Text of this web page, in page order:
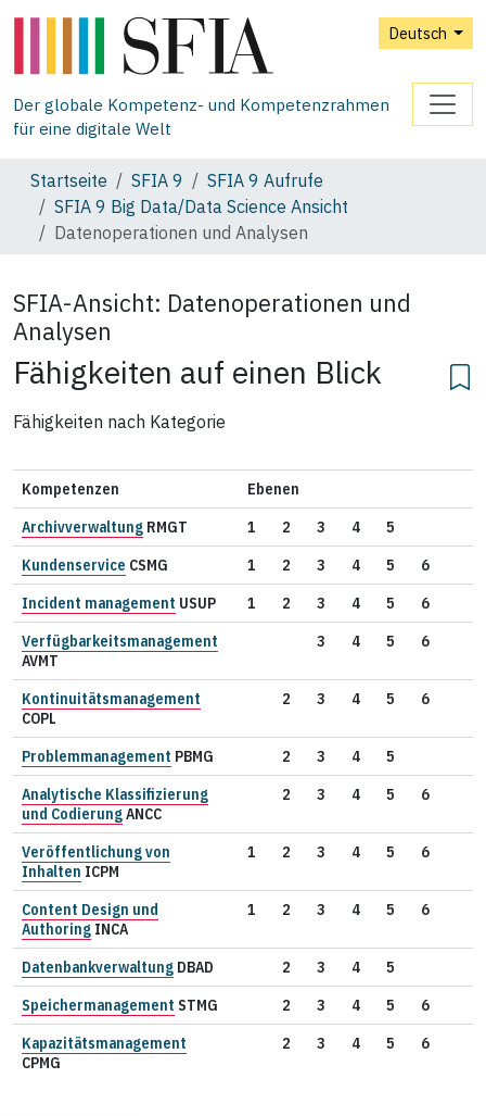
Deutsch
Der globale Kompetenz- und Kompetenzrahmen
für eine digitale Welt
Startseite SFIA 9
SFIA 9 Aufrufe
SFIA 9 Big Data/Data Science Ansicht
Datenoperationen und Analysen
SFIA-Ansicht: Datenoperationen und
Analysen
Fähigkeiten auf einen Blick
Fähigkeiten nach Kategorie
Kompetenzen
Ebenen
Archivverwaltung RMGT 1 2 3 4
5
Kundenservice CSMG 1 2 3 4 5
6
Incident management USUP 1 2 3 4 5
6
Verfügbarkeitsmanagement
AVMT
3 4 5 6
Kontinuitätsmanagement
COPL
2 3 4 5 6
Problemmanagement PBMG 2 3 4
5
Analytische Klassifizierung
und CodierungANCC
2 3 4 5 6
Veröffentlichung von
Inhalten ICPM
1 2 3 4 5 6
Content Design und
Authoring INCA
1 2 3 4 5 6
Datenbankverwaltung DBAD 2 3 4
5
Speichermanagement STMG 2 3 4 5
6
Kapazitätsmanagement
CPMG
2 3 4 5 6